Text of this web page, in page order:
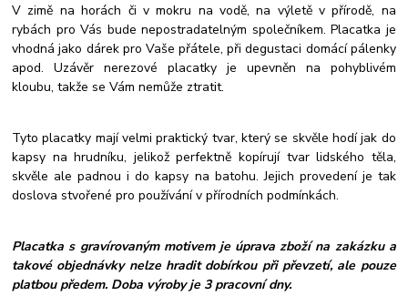
V zimě na horách či v mokru na vodě, na výletě v přírodě, na
rybách pro Vás bude nepostradatelným společníkem. Placatka je
vhodná jako dárek pro Vaše přátele, při degustaci domácí pálenky
apod. Uzávěr nerezové placatky je upevněn na pohyblivém
kloubu, takže se Vám nemůže ztratit.
Tyto placatky mají velmi praktický tvar, který se skvěle hodí jak do
kapsy na hrudníku, jelikož perfektně kopírují tvar lidského těla,
skvěle ale padnou i do kapsy na batohu. Jejich provedení je tak
doslova stvořené pro používání v přírodních podmínkách.
Placatka s gravírovaným motivem je úprava zboží na zakázku a
takové objednávky nelze hradit dobírkou při převzetí, ale pouze
platbou předem. Doba výroby je 3 pracovní dny.